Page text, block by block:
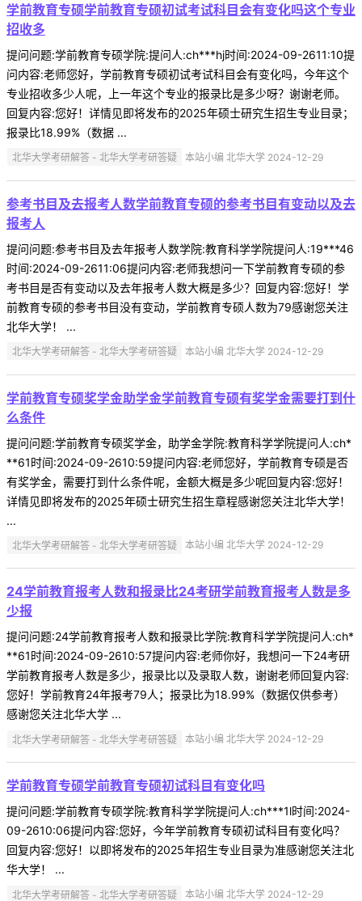
学前教育专硕学前教育专硕初试考试科目会有变化吗这个专业
招收多
提问问题:学前教育专硕学院:提问人:ch***hj时间:2024-09-2611:10提
问内容:老师您好，学前教育专硕初试考试科目会有变化吗，今年这个
专业招收多少人呢，上一年这个专业的报录比是多少呀？谢谢老师。
回复内容:您好！详情见即将发布的2025年硕士研究生招生专业目录；
报录比18.99%（数据 ...
北华大学考研解答 - 北华大学考研答疑 本站小编 北华大学 2024-12-29
参考书目及去报考人数学前教育专硕的参考书目有变动以及去
报考人
提问问题:参考书目及去年报考人数学院:教育科学学院提问人:19***46
时间:2024-09-2611:06提问内容:老师我想问一下学前教育专硕的参
考书目是否有变动以及去年报考人数大概是多少？回复内容:您好！学
前教育专硕的参考书目没有变动，学前教育专硕人数为79感谢您关注
北华大学！ ...
北华大学考研解答 - 北华大学考研答疑 本站小编 北华大学 2024-12-29
学前教育专硕奖学金助学金学前教育专硕有奖学金需要打到什
么条件
提问问题:学前教育专硕奖学金，助学金学院:教育科学学院提问人:ch*
**61时间:2024-09-2610:59提问内容:老师您好，学前教育专硕是否
有奖学金，需要打到什么条件呢，金额大概是多少呢回复内容:您好！
详情见即将发布的2025年硕士研究生招生章程感谢您关注北华大学！
...
北华大学考研解答 - 北华大学考研答疑 本站小编 北华大学 2024-12-29
24学前教育报考人数和报录比24考研学前教育报考人数是多
少报
提问问题:24学前教育报考人数和报录比学院:教育科学学院提问人:ch*
**61时间:2024-09-2610:57提问内容:老师你好，我想问一下24考研
学前教育报考人数是多少，报录比以及录取人数，谢谢老师回复内容:
您好！学前教育24年报考79人；报录比为18.99%（数据仅供参考）
感谢您关注北华大学 ...
北华大学考研解答 - 北华大学考研答疑 本站小编 北华大学 2024-12-29
学前教育专硕学前教育专硕初试科目有变化吗
提问问题:学前教育专硕学院:教育科学学院提问人:ch***1l时间:2024-
09-2610:06提问内容:您好，今年学前教育专硕初试科目有变化吗？
回复内容:您好！以即将发布的2025年招生专业目录为准感谢您关注北
华大学！ ...
北华大学考研解答 - 北华大学考研答疑 本站小编 北华大学 2024-12-29